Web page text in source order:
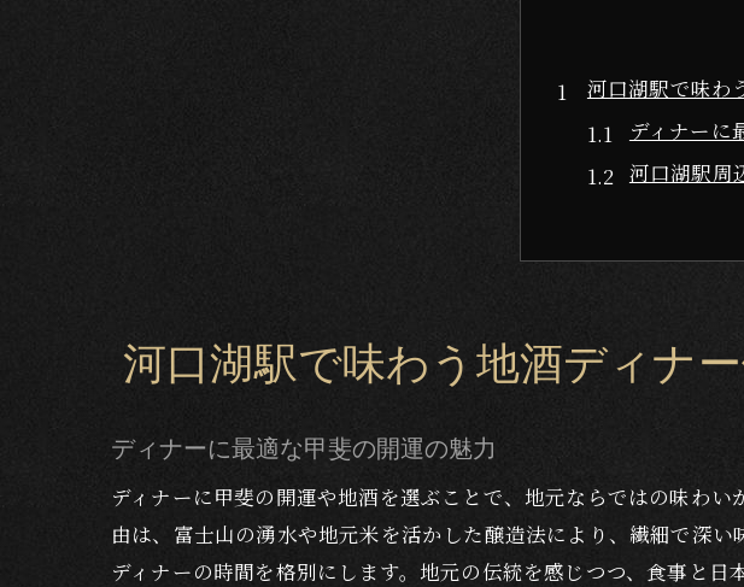
河口湖駅で味わ
ディナーに
河口湖駅周
井出醸造
ディナーに
甲斐の開運と旬
旬食材と甲
甲斐の開
井出醸造の
ディナーで
河口湖駅で味わう地酒ディナ
ディナーに最適な甲斐の開運の魅力
ディナーに甲斐の開運や地酒を選ぶことで、地元ならではの味わ
由は、富士山の湧水や地元米を活かした醸造法により、繊細で深
ディナーの時間を格別にします。地元の伝統を感じつつ、食事と日